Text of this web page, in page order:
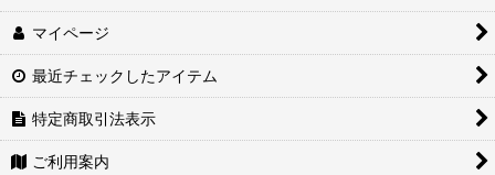
マイページ
最近チェックしたアイテム
特定商取引法表示
ご利用案内